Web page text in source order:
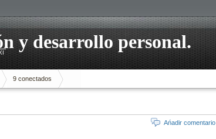
y desarrollo personal.
9 conectados
Ańadir comentario